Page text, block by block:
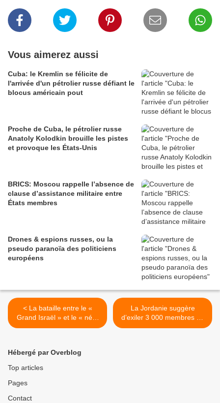
Vous aimerez aussi
Cuba: le Kremlin se félicite de
l'arrivée d'un pétrolier russe défiant le
blocus américain pout
Proche de Cuba, le pétrolier russe
Anatoly Kolodkin brouille les pistes
et provoque les États-Unis
BRICS: Moscou rappelle l’absence de
clause d’assistance militaire entre
États membres
Drones & espions russes, ou la
pseudo paranoïa des politiciens
européens
< La bataille entre le «
Grand Israël » et le « néo-
ottomanisme » en Syrie
La Jordanie suggère
d’exiler 3 000 membres du
Hamas & de désarmer la
Hébergé par Overblog
Top articles
Pages
Contact